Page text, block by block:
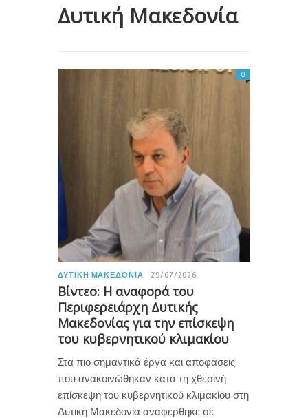
Δυτική Μακεδονία
ΔΥΤΙΚΉ ΜΑΚΕΔΟΝΊΑ 29/07/2026
Βίντεο: Η αναφορά του
Περιφερειάρχη Δυτικής
Μακεδονίας για την επίσκεψη
του κυβερνητικού κλιμακίου
0
Στα πιο σημαντικά έργα και αποφάσεις
που ανακοινώθηκαν κατά τη χθεσινή
επίσκεψη του κυβερνητικού κλιμακίου στη
Δυτική Μακεδονία αναφέρθηκε σε